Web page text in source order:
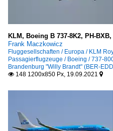
KLM, Boeing B 737-8K2, PH-
Frank Maczkowicz
Fluggesellschaften / Europa / KLM
Passagierflugzeuge / Boeing / 737-
Brandenburg "Willy Brandt" (BER-
 148 1200x850 Px, 19.09.2021 